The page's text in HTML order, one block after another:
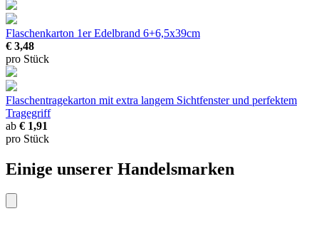
Flaschenkarton 1er Edelbrand 6+6,5x39cm
€ 3,48
pro Stück
Flaschentragekarton mit extra langem Sichtfenster und perfektem
Tragegriff
ab € 1,91
pro Stück
Einige unserer Handelsmarken